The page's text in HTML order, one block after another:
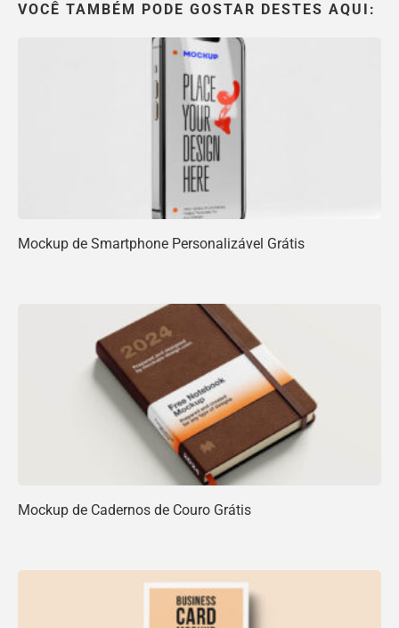
VOCÊ TAMBÉM PODE GOSTAR DESTES AQUI:
Mockup de Smartphone Personalizável Grátis
Mockup de Cadernos de Couro Grátis